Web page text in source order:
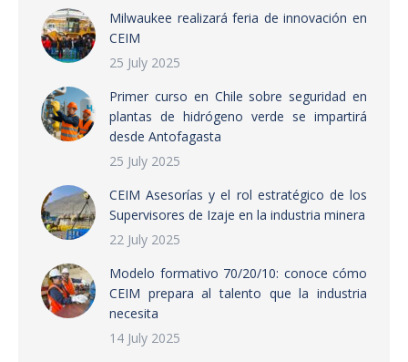
Milwaukee realizará feria de innovación en
CEIM
25 July 2025
Primer curso en Chile sobre seguridad en
plantas de hidrógeno verde se impartirá
desde Antofagasta
25 July 2025
CEIM Asesorías y el rol estratégico de los
Supervisores de Izaje en la industria minera
22 July 2025
Modelo formativo 70/20/10: conoce cómo
CEIM prepara al talento que la industria
necesita
14 July 2025